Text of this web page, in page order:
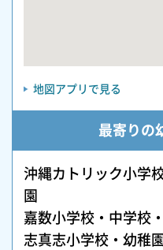
地図アプリで見る
最寄りの
沖縄カトリック小学
園
嘉数小学校・中学校
志真志小学校・幼稚